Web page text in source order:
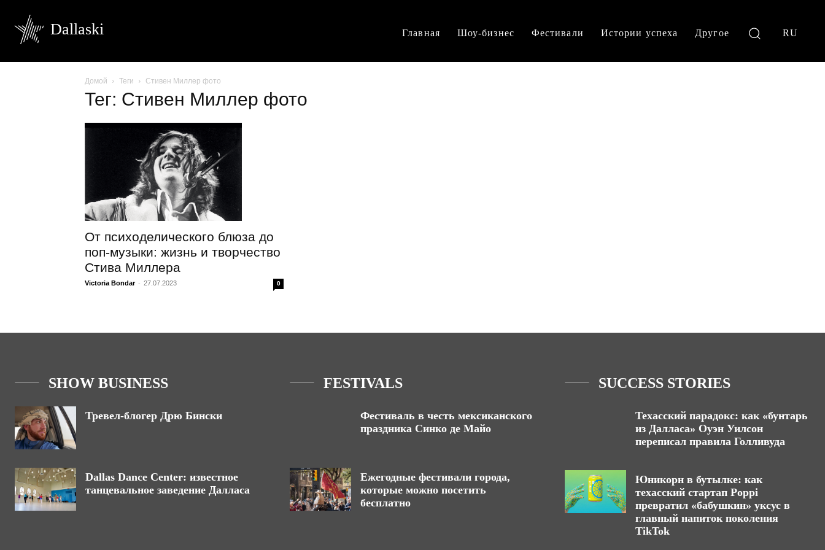
Dallaski Главная Шоу-бизнес Фестивали Истории успеха Другое RU
Домой Теги Стивен Миллер фото
Тег: Стивен Миллер фото
От психоделического блюза до
поп-музыки: жизнь и творчество
Стива Миллера
Victoria Bondar - 27.07.2023 0
SHOW BUSINESS
Тревел-блогер Дрю Бински
Dallas Dance Center: известное
танцевальное заведение Далласа
FESTIVALS
Фестиваль в честь мексиканского
праздника Синко де Майо
Ежегодные фестивали города,
которые можно посетить
бесплатно
SUCCESS STORIES
Техасский парадокс: как «бунтарь
из Далласа» Оуэн Уилсон
переписал правила Голливуда
Юникорн в бутылке: как
техасский стартап Poppi
превратил «бабушкин» уксус в
главный напиток поколения
TikTok